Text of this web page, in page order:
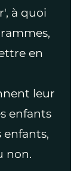
à quoi
en
leur
enfants
enfants,
non.